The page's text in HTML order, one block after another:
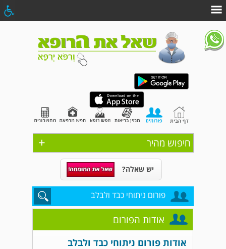
+ חיפוש מהיר
יש שאלה?
פורום ניתוחי כבד ולבלב
אודות הפורום
אודות פורום ניתוחי כבד ולבלב